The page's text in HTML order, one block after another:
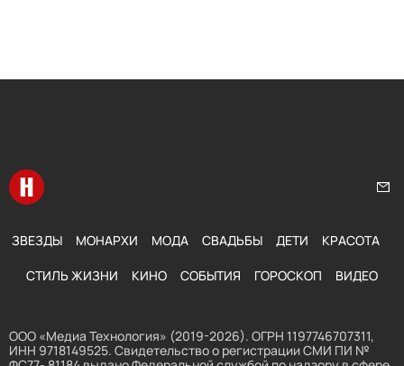
Перейти на главную
ЗВЕЗДЫ МОНАРХИ МОДА СВАДЬБЫ ДЕТИ КРАСОТА
СТИЛЬ ЖИЗНИ КИНО СОБЫТИЯ ГОРОСКОП ВИДЕО
ООО «Медиа Технология» (2019-2026). ОГРН 1197746707311,
ИНН 9718149525. Свидетельство о регистрации СМИ ПИ №